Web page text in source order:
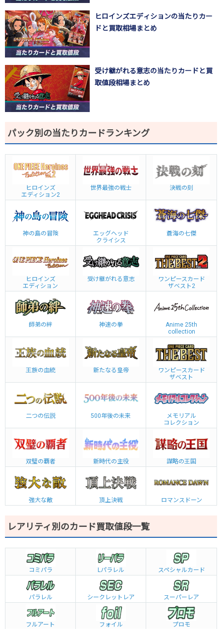
ヒロインズエディションの当たりカー
ドと買取相場まとめ
受け継がれる意志の当たりカードと買
取値段相場まとめ
パック別の当たりカードランキング
ヒロインズ
エディション2
世界最強の戦士 決戦の刻
神の島の冒険
エッグヘッド
クライシス
蒼海の七傑
ヒロインズ
エディション
受け継がれる意志
ワンピースカード
ザベスト2
師弟の絆 神速の拳
Anime 25th
collection
王族の血統 新たなる皇帝
ワンピースカード
ザベスト
二つの伝説 500年後の未来
メモリアル
コレクション
双璧の覇者 新時代の主役 謀略の王国
強大な敵 頂上決戦 ロマンスドーン
レアリティ別のカード買取値段一覧
コミパラ Lパラレル スペシャルカード
パラレル シークレットレア スーパーレア
フルアート フォイル プロモ